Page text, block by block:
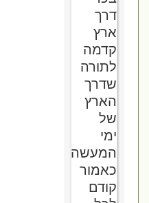
דרך
ארץ
קדמה
לתורה
שדרך
הארץ
של
ימי
המעשה
כאמור
קודם